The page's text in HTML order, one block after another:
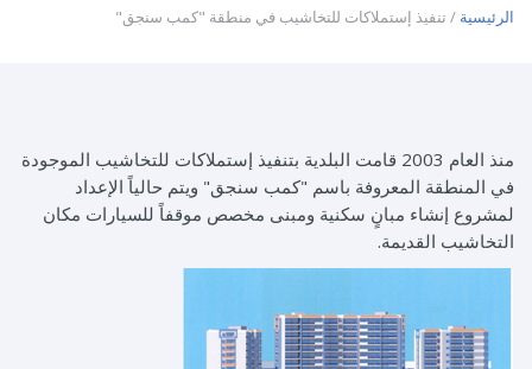
الرئيسية / تنفيذ إستملاكات للتخاشيب في منطقة "كمب سنجق"
منذ العام 2003 قامت البلدية بتنفيذ إستملاكات للتخاشيب الموجودة
في المنطقة المعروفة باسم "كمب سنجق" ويتم حالياً الإعداد
لمشروع إنشاء مبانٍ سكنية ومبنى مخصص موقفاً للسيارات مكان
التخاشيب القديمة.